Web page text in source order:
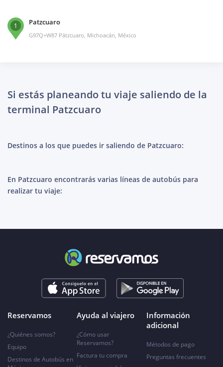
1 Patzcuaro
G97Q+W87 Pátzcuaro, Michoacán, México
Si estás planeando tu viaje saliendo de la
terminal Patzcuaro
Destinos a los que puedes ir saliendo de Patzcuaro:
En Patzcuaro encontrarás varias líneas de autobús para
realizar tu viaje:
Reservamos
¿Quiénes somos?
Equipo
Destinos de Autobús en
Ayuda al viajero
¿Cómo usar
Reservamos?
Factura tu compra
Información
adicional
Métodos de pago
Preguntas frecuentes